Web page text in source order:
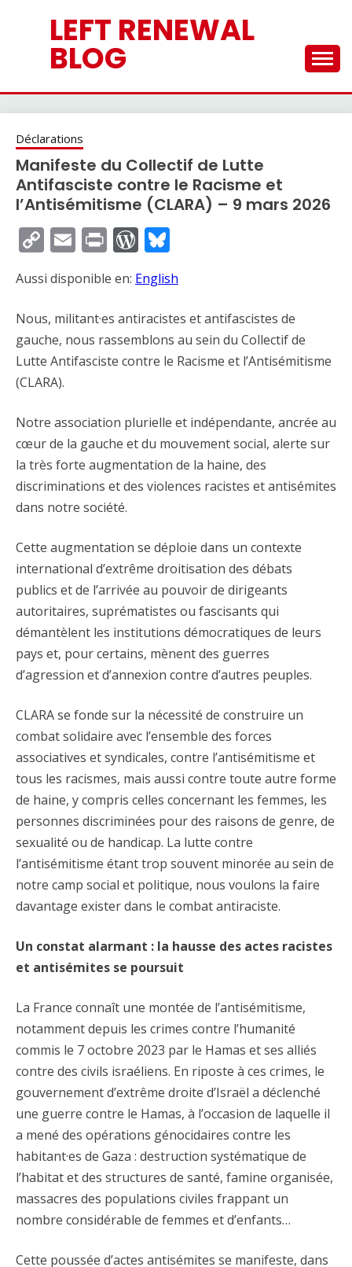
LEFT RENEWAL
BLOG
Déclarations
Manifeste du Collectif de Lutte
Antifasciste contre le Racisme et
l’Antisémitisme (CLARA) – 9 mars 2026
Copy
Link
EmailPrintWordPress
Aussi disponible en: English
Nous, militant·es antiracistes et antifascistes de
gauche, nous rassemblons au sein du Collectif de
Lutte Antifasciste contre le Racisme et l’Antisémitisme
(CLARA).
Notre association plurielle et indépendante, ancrée au
cœur de la gauche et du mouvement social, alerte sur
la très forte augmentation de la haine, des
discriminations et des violences racistes et antisémites
dans notre société.
Cette augmentation se déploie dans un contexte
international d’extrême droitisation des débats
publics et de l’arrivée au pouvoir de dirigeants
autoritaires, suprématistes ou fascisants qui
démantèlent les institutions démocratiques de leurs
pays et, pour certains, mènent des guerres
d’agression et d’annexion contre d’autres peuples.
CLARA se fonde sur la nécessité de construire un
combat solidaire avec l’ensemble des forces
associatives et syndicales, contre l’antisémitisme et
tous les racismes, mais aussi contre toute autre forme
de haine, y compris celles concernant les femmes, les
personnes discriminées pour des raisons de genre, de
sexualité ou de handicap. La lutte contre
l’antisémitisme étant trop souvent minorée au sein de
notre camp social et politique, nous voulons la faire
davantage exister dans le combat antiraciste.
Un constat alarmant : la hausse des actes racistes
et antisémites se poursuit
La France connaît une montée de l’antisémitisme,
notamment depuis les crimes contre l’humanité
commis le 7 octobre 2023 par le Hamas et ses alliés
contre des civils israéliens. En riposte à ces crimes, le
gouvernement d’extrême droite d’Israël a déclenché
une guerre contre le Hamas, à l’occasion de laquelle il
a mené des opérations génocidaires contre les
habitant·es de Gaza : destruction systématique de
l’habitat et des structures de santé, famine organisée,
massacres des populations civiles frappant un
nombre considérable de femmes et d’enfants…
Cette poussée d’actes antisémites se manifeste, dans